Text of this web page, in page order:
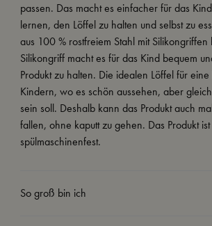
passen. Das macht es einfacher für das
lernen, den Löffel zu halten und selbst zu
aus 100 % rostfreiem Stahl mit
Silikongriff macht es für das Kind bequem
Produkt zu halten. Die idealen Löffel für eine
Kindern, wo es schön aussehen, aber
sein soll. Deshalb kann das Produkt auch
fallen, ohne kaputt zu gehen. Das Produkt ist
spülmaschinenfest.
So groß bin ich